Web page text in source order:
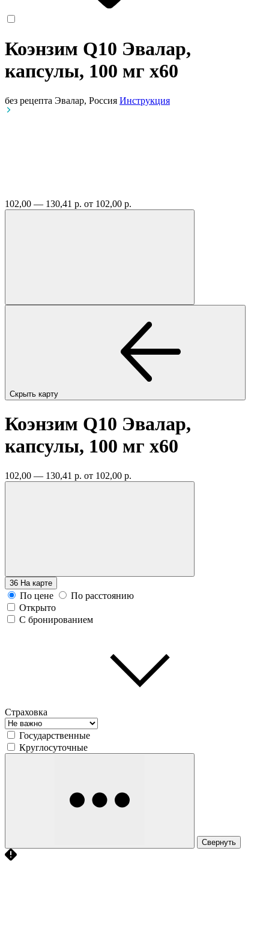
Коэнзим Q10 Эвалар,
капсулы, 100 мг x60
без рецепта Эвалар, Россия Инструкция
102,00 — 130,41 р. от 102,00 р.
Скрыть карту
Коэнзим Q10 Эвалар,
капсулы, 100 мг x60
102,00 — 130,41 р. от 102,00 р.
36 На карте
По цене
По расстоянию
Открыто
С бронированием
Страховка
Государственные
Круглосуточные
Свернуть